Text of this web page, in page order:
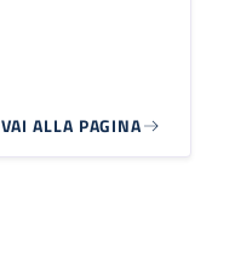
VAI ALLA PAGINA